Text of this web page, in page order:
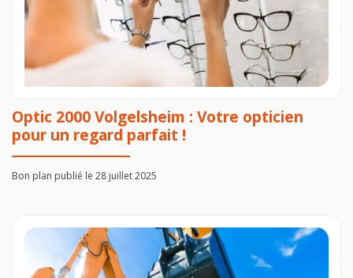
Optic 2000 Volgelsheim : Votre opticien
pour un regard parfait !
Bon plan publié le 28 juillet 2025